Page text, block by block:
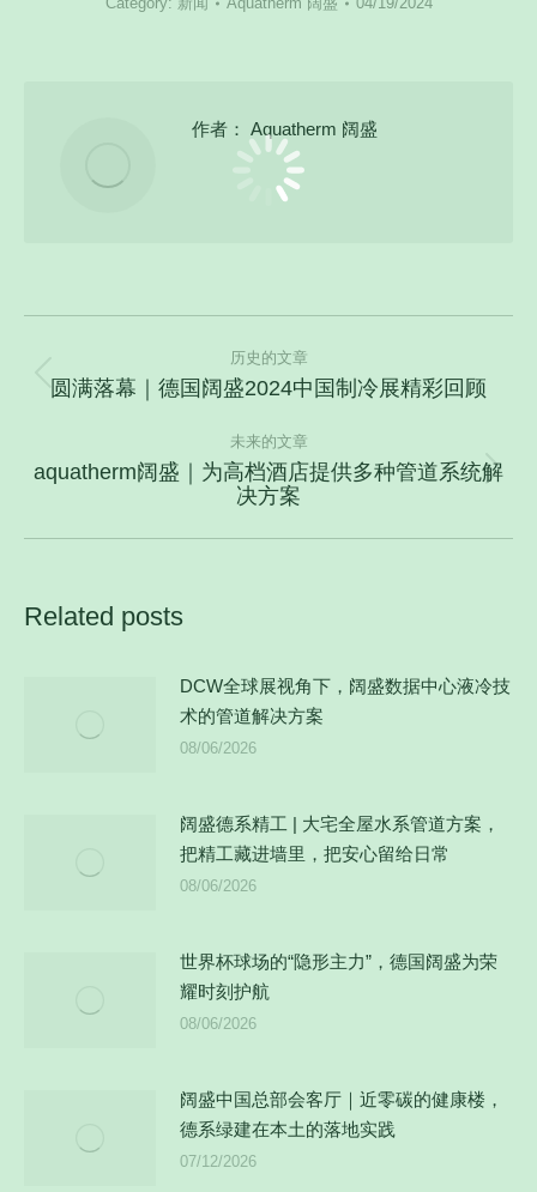
作者： Aquatherm 阔盛
导
历史的文章
历
的
文
章：
圆满落幕｜德国阔盛2024中国制冷展精彩回顾
未来的文章
未
来
的
aquatherm阔盛｜为高档酒店提供多种管道系统解
决方案
Related posts
DCW全球展视角下，阔盛数据中心液冷技
术的管道解决方案
08/06/2026
阔盛德系精工 | 大宅全屋水系管道方案，
把精工藏进墙里，把安心留给日常
08/06/2026
世界杯球场的“隐形主力”，德国阔盛为荣
耀时刻护航
08/06/2026
阔盛中国总部会客厅｜近零碳的健康楼，
德系绿建在本土的落地实践
07/12/2026